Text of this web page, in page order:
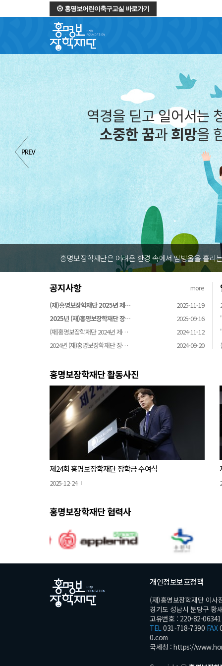
홍명보어린이축구교실 바로가기
역경을 딛고 일어
소중한 꿈과희망
홍명보장학재단은 어려운 환경 속에서 땀방울
공지사항
more
(재)홍명보장학재단 2025년 제…
2025-11-19
2025년 (재)홍명보장학재단 장…
2025-09-16
(재)홍명보장학재단 2024년 제…
2024-11-12
2024년 (재)홍명보장학재단 장…
2024-09-20
홍명보장학재단 활동사진
제24회 홍명보장학재단 장학금 수여식
2025-12-24
홍명보장학재단 협력사
개인정보보호정책
(재)홍명보장학재단 이사
경기도 성남시 분당구 황
고유번호 : 220-82-06341
TEL031-718-7390 FAX
0.com
국세청 : https://